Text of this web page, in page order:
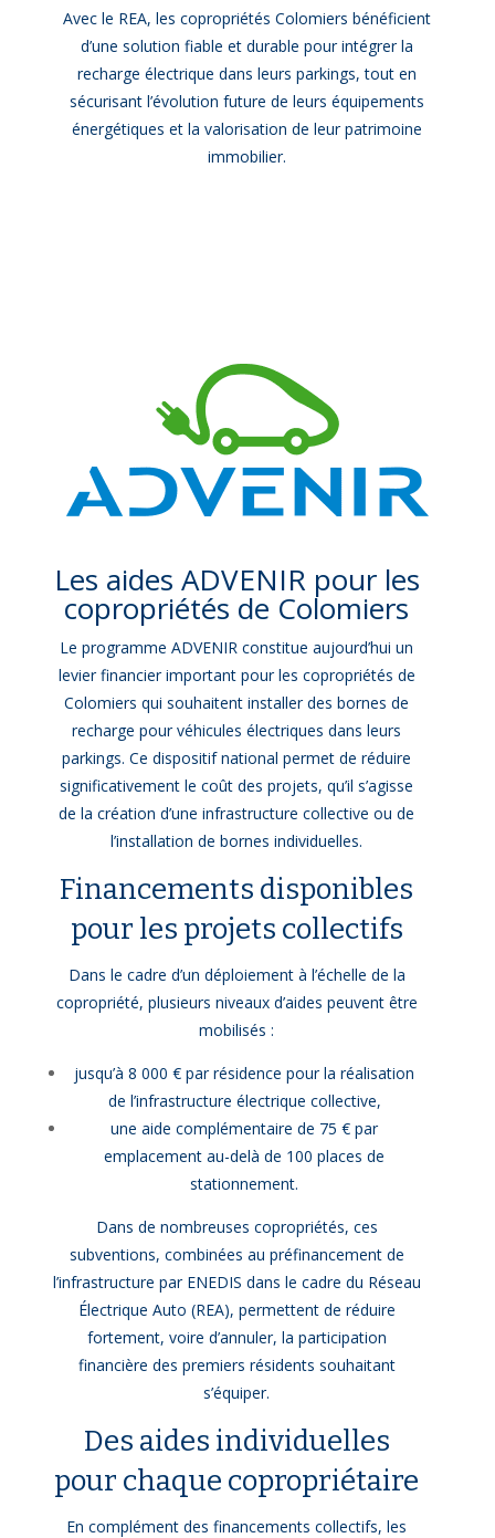
Avec le REA, les copropriétés Colomiers bénéficient
d’une solution fiable et durable pour intégrer la
recharge électrique dans leurs parkings, tout en
sécurisant l’évolution future de leurs équipements
énergétiques et la valorisation de leur patrimoine
immobilier.
Les aides ADVENIR pour les
copropriétés de Colomiers
Le programme ADVENIR constitue aujourd’hui un
levier financier important pour les copropriétés de
Colomiers qui souhaitent installer des bornes de
recharge pour véhicules électriques dans leurs
parkings. Ce dispositif national permet de réduire
significativement le coût des projets, qu’il s’agisse
de la création d’une infrastructure collective ou de
l’installation de bornes individuelles.
Financements disponibles
pour les projets collectifs
Dans le cadre d’un déploiement à l’échelle de la
copropriété, plusieurs niveaux d’aides peuvent être
mobilisés :
jusqu’à 8 000 € par résidence pour la réalisation
de l’infrastructure électrique collective,
une aide complémentaire de 75 € par
emplacement au-delà de 100 places de
stationnement.
Dans de nombreuses copropriétés, ces
subventions, combinées au préfinancement de
l’infrastructure par ENEDIS dans le cadre du Réseau
Électrique Auto (REA), permettent de réduire
fortement, voire d’annuler, la participation
financière des premiers résidents souhaitant
s’équiper.
Des aides individuelles
pour chaque copropriétaire
En complément des financements collectifs, les